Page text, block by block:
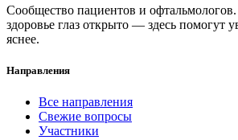
Сообщество пациентов и
здоровье глаз открыто — здесь помогут
яснее.
Направления
Все направления
Свежие вопросы
Участники